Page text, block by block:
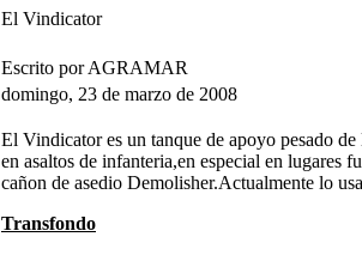
El Vindicator
Escrito por AGRAMAR
domingo, 23 de marzo de 2008
El Vindicator es un tanque de apoyo pesado de
en asaltos de infanteria,en especial en lugares
cañon de asedio Demolisher.Actualmente lo
Transfondo